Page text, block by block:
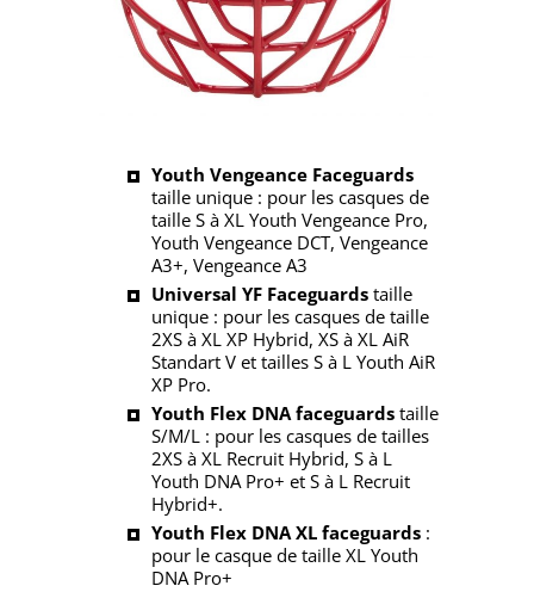
Youth Vengeance Faceguards
taille unique : pour les casques de
taille S à XL Youth Vengeance Pro,
Youth Vengeance DCT, Vengeance
A3+, Vengeance A3
Universal YF Faceguards taille
unique : pour les casques de taille
2XS à XL XP Hybrid, XS à XL AiR
Standart V et tailles S à L Youth AiR
XP Pro.
Youth Flex DNA faceguards taille
S/M/L : pour les casques de tailles
2XS à XL Recruit Hybrid, S à L
Youth DNA Pro+ et S à L Recruit
Hybrid+.
Youth Flex DNA XL faceguards :
pour le casque de taille XL Youth
DNA Pro+